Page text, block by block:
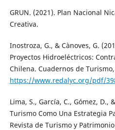
GRUN. (2021). Plan Nacional
Creativa.
Inostroza, G., & Cànoves, G.
Proyectos Hidroeléctricos:
Chilena. Cuadernos de
https://www.redalyc.org/pdf/
Lima, S., García, C., Gómez, D.,
Turismo Como Una Estrategia
Revista de Turismo y